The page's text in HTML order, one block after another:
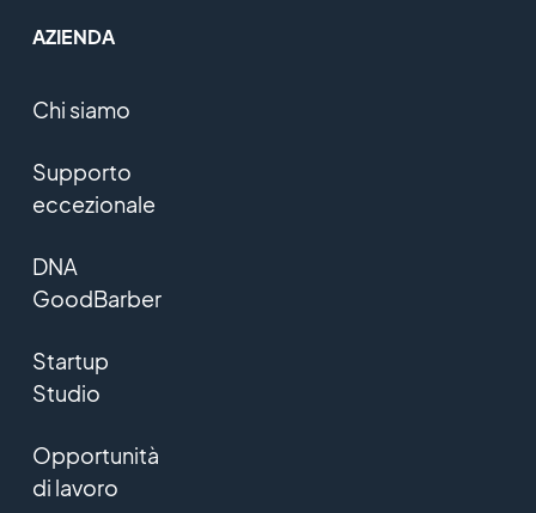
AZIENDA
Chi siamo
Supporto
eccezionale
DNA
GoodBarber
Startup
Studio
Opportunità
di lavoro